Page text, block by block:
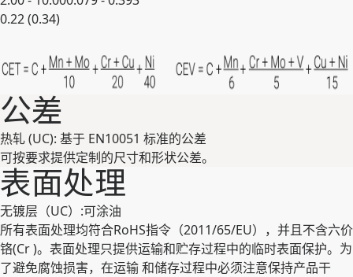
0.22 (0.34)
公差
热轧 (UC): 基于 EN10051 标准的公差
可按要求提供定制的尺寸和形状公差。
表⾯处理
⽆镀层（UC）:可涂油
所有表⾯处理均符合RoHS指令（2011/65/EU），并且不含六价
铬(Cr )。表⾯处理只提供运输和贮存过程中的临时表⾯保护。为
了避免腐蚀损害，在运输 和储存过程中必须注意保持产品⼲